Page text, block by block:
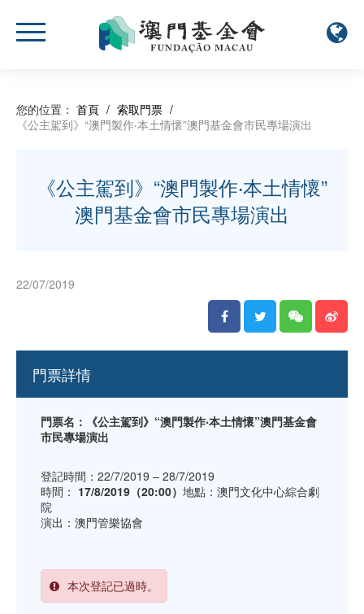
您的位置： 首頁 / 索取門票 /
《公主駕到》“澳門製作‧本土情懷”澳門基金會市民專場演出
《公主駕到》“澳門製作‧本土情懷”
澳門基金會市民專場演出
22/07/2019
門票詳情
門票名：《公主駕到》“澳門製作‧本土情懷”澳門基金會
市民專場演出
登記時間：22/7/2019 – 28/7/2019
時間： 17/8/2019（20:00） 地點：澳門文化中心綜合劇
院
演出：澳門管樂協會
本次登記已過時。